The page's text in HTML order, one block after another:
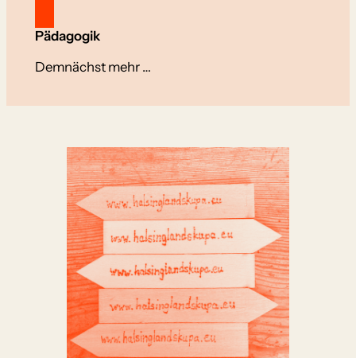
Pädagogik
Demnächst mehr …